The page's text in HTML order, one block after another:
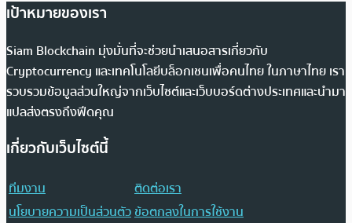
เป้าหมายของเรา
Siam Blockchain มุ่งมั่นที่จะช่วยนำเสนอสารเกี่ยวกับ
Cryptocurrency และเทคโนโลยีบล็อกเชนเพื่อคนไทย ในภาษาไทย เรา
รวบรวมข้อมูลส่วนใหญ่จากเว็บไซต์และเว็บบอร์ดต่างประเทศและนำมา
แปลส่งตรงถึงฟีดคุณ
เกี่ยวกับเว็บไซต์นี้
ทีมงาน
ติดต่อเรา
นโยบายความเป็นส่วนตัวข้อตกลงในการใช้งาน